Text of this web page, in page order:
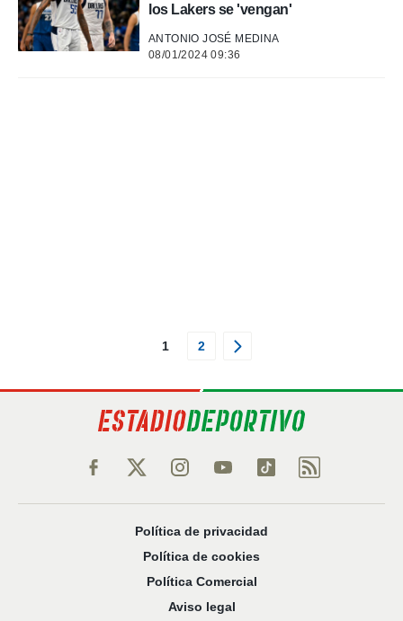
los Lakers se 'vengan'
ANTONIO JOSÉ MEDINA
08/01/2024 09:36
1 2
Política de privacidad
Política de cookies
Política Comercial
Aviso legal